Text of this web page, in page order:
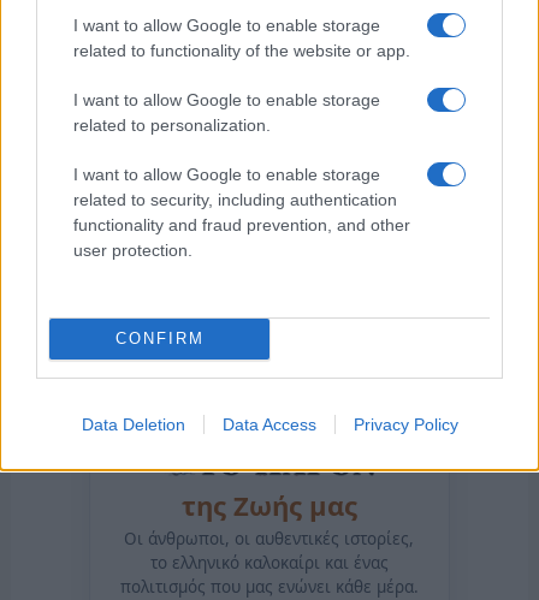
I want to allow Google to enable storage
related to functionality of the website or app.
I want to allow Google to enable storage
related to personalization.
I want to allow Google to enable storage
related to security, including authentication
functionality and fraud prevention, and other
user protection.
CONFIRM
Data Deletion Data Access Privacy Policy
Η ΣΤΗΛΗ ΜΑΣ
της Ζωής μας
Οι άνθρωποι, οι αυθεντικές ιστορίες,
το ελληνικό καλοκαίρι και ένας
πολιτισμός που μας ενώνει κάθε μέρα.